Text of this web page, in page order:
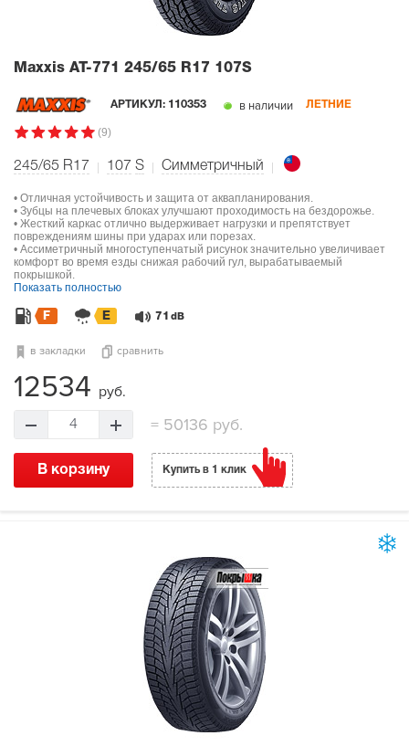
Maxxis AT-771 245/65 R17 107S
АРТИКУЛ: 110353 в наличии ЛЕТНИЕ
(9)
245/65 R17 107 S Симметричный
• Отличная устойчивость и защита от аквапланирования.
• Зубцы на плечевых блоках улучшают проходимость на бездорожье.
• Жесткий каркас отлично выдерживает нагрузки и препятствует
повреждениям шины при ударах или порезах.
• Ассиметричный многоступенчатый рисунок значительно увеличивает
комфорт во время езды снижая рабочий гул, вырабатываемый
покрышкой.
Показать полностью
F E 71 dB
в закладки сравнить
12534 руб.
4 = 50136 руб.
В корзину Купить в 1 клик